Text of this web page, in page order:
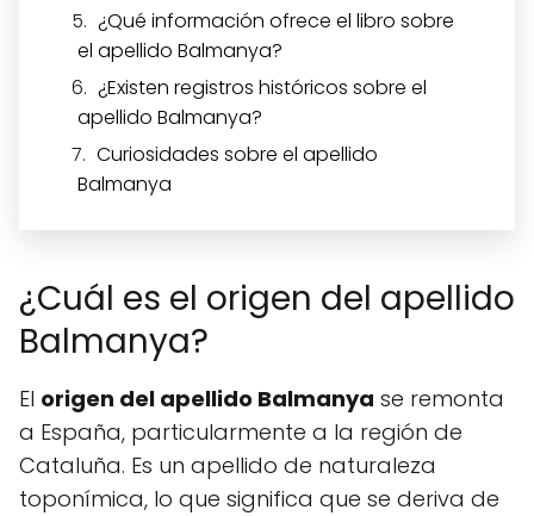
¿Qué información ofrece el libro sobre
el apellido Balmanya?
¿Existen registros históricos sobre el
apellido Balmanya?
Curiosidades sobre el apellido
Balmanya
¿Cuál es el origen del apellido
Balmanya?
El origen del apellido Balmanya se remonta
a España, particularmente a la región de
Cataluña. Es un apellido de naturaleza
toponímica, lo que significa que se deriva de